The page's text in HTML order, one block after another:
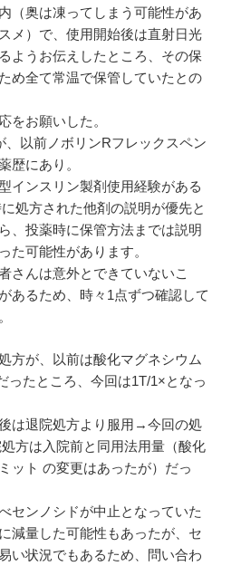
（奥は凍ってしまう可能性があ
メ）で、使用開始後は直射日光
ようお伝えしたところ、その保
め全て常温で保管していたとの
をお願いした。
、以前ノボリンRフレックスペン
歴にあり。
インスリン製剤使用経験がある
処方された他剤の説明が優先と
、投薬時に保管方法までは説明
た可能性があります。
さんは意外とできていないこ
あるため、時々1点ずつ確認して
方が、以前は酸化マグネシウム
ったところ、今回は1T/1×となっ
は退院処方より服用→今回の処
方は入院前と同用法用量（酸化
ット の変更はあったが）だっ
センノシドが中止となっていた
減量した可能性もあったが、セ
い状況でもあるため、問い合わ